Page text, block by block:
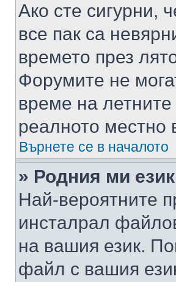
Ако сте сигурни,
все пак са
времето през
Форумите не
време на
реалното местно
Върнете се в началото
» Родния ми
Най-вероятните
инсталрал
на вашия език.
файл с вашия